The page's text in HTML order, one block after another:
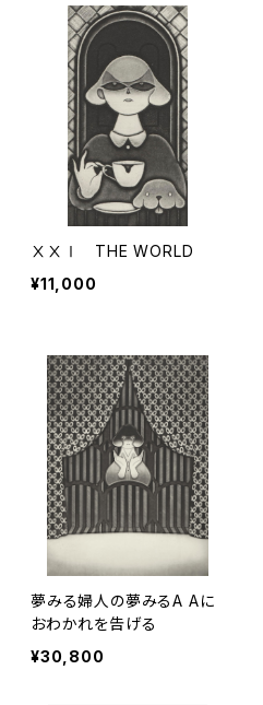
ⅩⅩⅠ THE WORLD
¥11,000
夢みる婦人の夢みるA Aに
おわかれを告げる
¥30,800